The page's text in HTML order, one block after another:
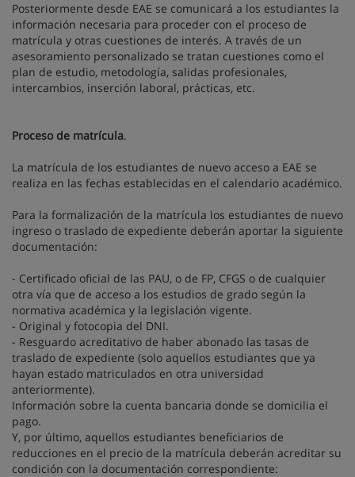
Posteriormente desde EAE se comunicará a los estudiantes la
información necesaria para proceder con el proceso de
matrícula y otras cuestiones de interés. A través de un
asesoramiento personalizado se tratan cuestiones como el
plan de estudio, metodología, salidas profesionales,
intercambios, inserción laboral, prácticas, etc.
Proceso de matrícula.
La matrícula de los estudiantes de nuevo acceso a EAE se
realiza en las fechas establecidas en el calendario académico.
Para la formalización de la matrícula los estudiantes de nuevo
ingreso o traslado de expediente deberán aportar la siguiente
documentación:
- Certificado oficial de las PAU, o de FP, CFGS o de cualquier
otra vía que de acceso a los estudios de grado según la
normativa académica y la legislación vigente.
- Original y fotocopia del DNI.
- Resguardo acreditativo de haber abonado las tasas de
traslado de expediente (solo aquellos estudiantes que ya
hayan estado matriculados en otra universidad
anteriormente).
Información sobre la cuenta bancaria donde se domicilia el
pago.
Y, por último, aquellos estudiantes beneficiarios de
reducciones en el precio de la matrícula deberán acreditar su
condición con la documentación correspondiente: